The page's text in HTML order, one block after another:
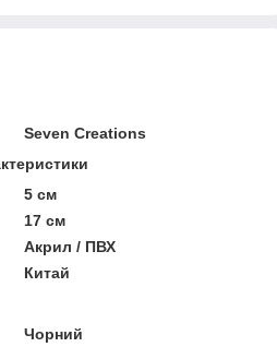
Seven Creations
5 см
17 см
Акрил / ПВХ
Китай
Чорний